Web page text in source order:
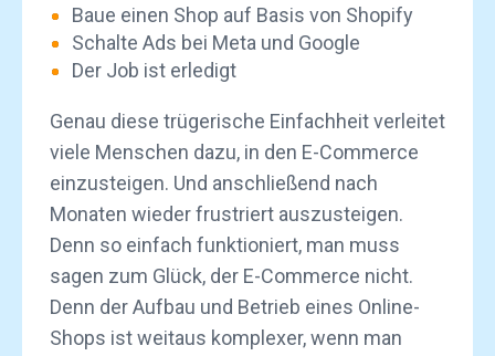
Baue einen Shop auf Basis von Shopify
Schalte Ads bei Meta und Google
Der Job ist erledigt
Genau diese trügerische Einfachheit verleitet
viele Menschen dazu, in den E-Commerce
einzusteigen. Und anschließend nach
Monaten wieder frustriert auszusteigen.
Denn so einfach funktioniert, man muss
sagen zum Glück, der E-Commerce nicht.
Denn der Aufbau und Betrieb eines Online-
Shops ist weitaus komplexer, wenn man